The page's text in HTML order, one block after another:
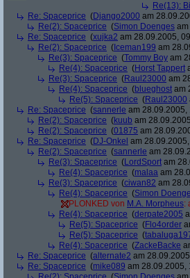
Re(13):
Re: Spaceprice (Django2000 am
Re(2): Spaceprice (Simon Doenges
Re: Spaceprice (xujka2 am 28.09.2005,
Re(2): Spaceprice ( Iceman199 am
Re(3): Spaceprice (Tommy Boy am
Re(4): Spaceprice (Horst Tappert
Re(3): Spaceprice (Raul23000 am
Re(4): Spaceprice (blueghost am
Re(5): Spaceprice (Raul23000
Re: Spaceprice (sannerle am 28.09.2005,
Re(2): Spaceprice (kuub am
Re(2): Spaceprice (01875 am
Re: Spaceprice (DJ-Onkel am
Re(2): Spaceprice (sannerle am
Re(3): Spaceprice (LordSport am
Re(4): Spaceprice (malaa am
Re(3): Spaceprice (ciwan82 am
Re(4): Spaceprice (Simon
PLONKED von M.A. Morpheus:
Re(4): Spaceprice (derpate2005
Re(5): Spaceprice (Flo4order
Re(5): Spaceprice (
Re(4): Spaceprice (ZackeBacke
Re: Spaceprice (alternate2 am
Re: Spaceprice (mike089 am 28.09.2005,